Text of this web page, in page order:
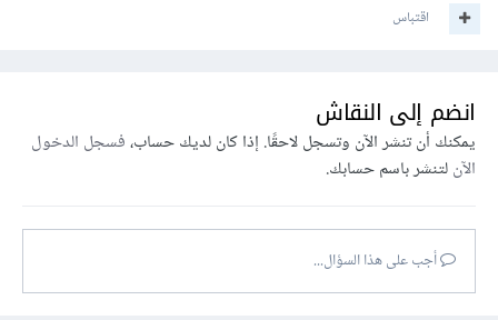
اقتباس
انضم إلى النقاش
يمكنك أن تنشر الآن وتسجل لاحقًا. إذا كان لديك حساب،فسجل الدخول
الآنلتنشر باسم حسابك.
أجب على هذا السؤال...